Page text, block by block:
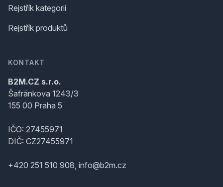
Rejstřík kategorií
Rejstřík produktů
KONTAKT
B2M.CZ s.r.o.
Šafránkova 1243/3
155 00 Praha 5
IČO: 27455971
DIČ: CZ27455971
+420 251 510 908, info@b2m.cz